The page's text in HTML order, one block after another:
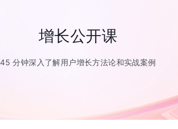
增长公开课
45 分钟深入了解用户增长方法论和实战案例